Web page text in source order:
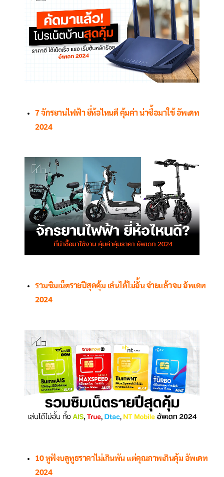
7 จักรยานไฟฟ้า ยี่ห้อไหนดี คุ้มค่า น่าซื้อมาใช้ อัพเดท
2024
รวมซิมเน็ตรายปีสุดคุ้ม เล่นได้ไม่อั้น จ่ายแล้วจบ อัพเดท
2024
10 หูฟังบลูทูธราคาไม่เกินพัน แต่คุณภาพเกินคุ้ม อัพเดท
2024